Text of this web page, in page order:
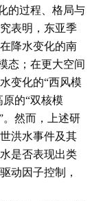
的过程、格局与
表明，东亚季
降水变化的南
态；在更大空间
变化的“西风模
的“双核模
。然而，上述研
洪水事件及其
是否表现出类
动因子控制，